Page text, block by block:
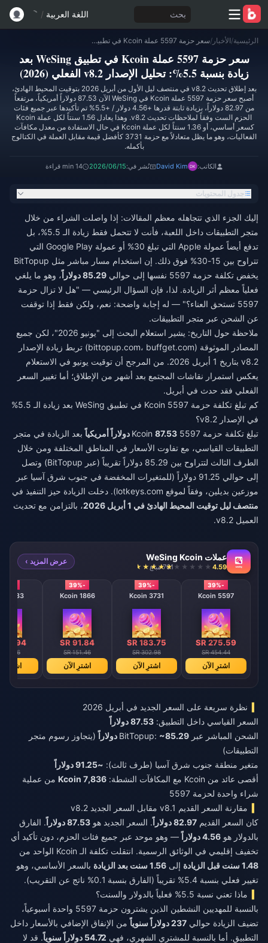
بحث اللغة العربية /
الرئيسية/الأخبار / سعر حزمة 5597 عملة Kcoin في تطبيق WeSing بعد زيادة بنسبة 5.5%: تحليل الإصدار v8.2 الفعلي (2026)
سعر حزمة 5597 عملة Kcoin في تطبيق WeSing بعد
زيادة بنسبة 5.5%: تحليل الإصدار v8.2 الفعلي (2026)
بعد إطلاق تحديث v8.2 في منتصف ليل الأول من أبريل 2026 بتوقيت المحيط الهادئ،
أصبح سعر حزمة 5597 عملة Kcoin في WeSing الآن 87.53 دولاراً أمريكياً، مرتفعاً
من 82.97 دولاراً، بزيادة ثابتة قدرها +4.56 دولار / +5.5% تم تأكيدها عبر جميع فئات
الحزم الست وفقاً لملاحظات تحديث v8.2. وهذا يعادل 1.56 سنتاً لكل عملة Kcoin
كسعر أساسي، أو 1.36 سنتاً لكل عملة Kcoin في حال الاستفادة من معدل مكافآت
الفعاليات، وهو ما يظل متعادلاً مع حزمة 3731 كأفضل قيمة مقابل العملة في الكتالوج
بأكمله.
الكاتب: David Kim نُشر في:2026/06/15 14 min قراءة
جدول المحتويات
إليك الجزء الذي تتجاهله معظم المقالات: إذا واصلت الشراء من خلال
متجر التطبيقات داخل اللعبة، فأنت لا تتحمل فقط زيادة الـ 5.5%، بل
تدفع أيضاً عمولة Apple التي تبلغ 30% أو عمولة Google Play التي
تتراوح بين 15-30% فوق ذلك. إن استخدام مسار مباشر مثل BitTopup
يخفض تكلفة حزمة 5597 نفسها إلى حوالي
85.29 دولاراً
، وهو ما يلغي
فعلياً معظم أثر الزيادة. لذا، فإن السؤال الرئيسي — "هل لا تزال حزمة
5597 تستحق العناء؟" — له إجابة واضحة: نعم، ولكن فقط إذا توقفت
عن الشحن عبر متجر التطبيقات.
ملاحظة حول التاريخ: يشير استعلام البحث إلى "يونيو 2026"، لكن جميع
المصادر الموثوقة (bittopup.com، buffget.com) تربط زيادة الإصدار
v8.2 بتاريخ 1 أبريل 2026. من المرجح أن توقيت يونيو في الاستعلام
يعكس استمرار نقاشات المجتمع بعد أشهر من الإطلاق؛ أما تغيير السعر
الفعلي فقد حدث في أبريل.
كم تبلغ تكلفة حزمة 5597 Kcoin في تطبيق WeSing بعد زيادة الـ 5.5%
في الإصدار v8.2؟
تبلغ تكلفة حزمة 5597 Kcoin
87.53 دولاراً أمريكياً
بعد الزيادة في متجر
التطبيقات القياسي، مع تفاوت الأسعار في المناطق المختلفة ومن خلال
الطرف الثالث لتتراوح بين 85.29 دولاراً تقريباً (عبر BitTopup) وتصل
إلى حوالي 91.25 دولاراً (للمتغيرات المخفضة في جنوب شرق آسيا عبر
موزعين بديلين، وفقاً لموقع lotkeys.com). دخلت الزيادة حيز التنفيذ في
منتصف ليل توقيت المحيط الهادئ في 1 أبريل 2026
، بالتزامن مع تحديث
العميل v8.2.
عملات WeSing Kcoin
4.59 701 مباع
عرض المزيد ›
-39%
5597 Kcoin
SR 275.59
SR 454.44
اشترِ الآن
-39%
3731 Kcoin
SR 183.75
SR 302.98
اشترِ الآن
-39%
1866 Kcoin
SR 91.84
SR 151.46
اشترِ الآن
933 Kcoin
45.94
75.76
اشترِ
نظرة سريعة على السعر الجديد في أبريل 2026
السعر القياسي داخل التطبيق: 87.53 دولاراً
الشحن المباشر عبر BitTopup: ~85.29 دولاراً
(يتجاوز رسوم متجر
التطبيقات)
متغير منطقة جنوب شرق آسيا (طرف ثالث): ~91.25 دولاراً
أقصى عائد من Kcoin مع المكافآت النشطة:
7,836 Kcoin
من عملية
شراء واحدة لحزمة 5597
مقارنة السعر القديم v8.1 مقابل السعر الجديد v8.2
كان السعر القديم 82.97 دولاراً . السعر الجديد هو 87.53 دولاراً
. الفارق
بالدولار هو 4.56 دولاراً
— وهو موحد عبر جميع فئات الحزم، دون تأكيد أي
تخفيف إقليمي في الوثائق الرسمية. انتقلت تكلفة الـ Kcoin الواحد من
1.48 سنت قبل الزيادة
إلى 1.56 سنت بعد الزيادة
بالسعر الأساسي، وهو
تغيير فعلي بنسبة 5.4% تقريباً (الفارق بنسبة 0.1% ناتج عن التقريب).
ماذا تعني نسبة 5.5% فعلياً بالدولار والسنت؟
بالنسبة للمهديين النشطين الذين يشترون حزمة 5597 واحدة أسبوعياً،
تضيف الزيادة حوالي 237 دولاراً سنوياً
من الإنفاق الإضافي بالأسعار داخل
التطبيق. أما بالنسبة للمشتري الشهري، فهي 54.72 دولاراً سنوياً
. قد لا